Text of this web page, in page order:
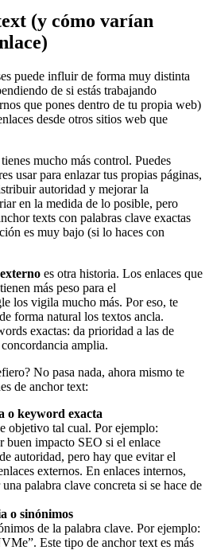
(y cómo varían
puede influir de forma muy distinta
de si estás trabajando
que pones dentro de tu propia web)
desde otros sitios web que
tienes mucho más control. Puedes
usar para enlazar tus propias páginas,
autoridad y mejorar la
en la medida de lo posible, pero
texts con palabras clave exactas
es muy bajo (si lo haces con
es otra historia. Los enlaces que
más peso para el
los vigila mucho más. Por eso, te
forma natural los textos ancla.
exactas: da prioridad a las de
amplia.
No pasa nada, ahora mismo te
de anchor text:
o keyword exacta
objetivo tal cual. Por ejemplo:
buen impacto SEO si el enlace
autoridad, pero hay que evitar el
externos. En enlaces internos,
palabra clave concreta si se hace de
o sinónimos
de la palabra clave. Por ejemplo:
Este tipo de anchor text es más